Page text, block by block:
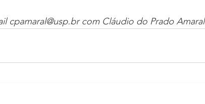
cpamaral@usp.br com Cláudio do Prado Amaral